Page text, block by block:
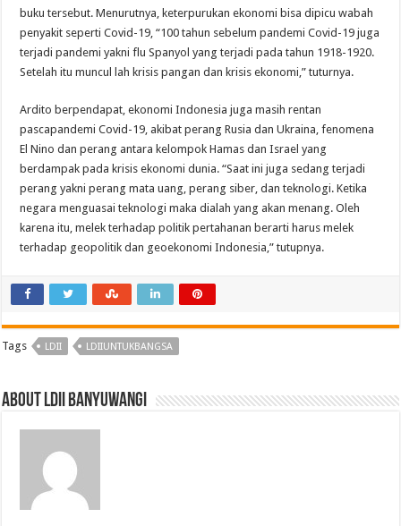
buku tersebut. Menurutnya, keterpurukan ekonomi bisa dipicu wabah
penyakit seperti Covid-19, “100 tahun sebelum pandemi Covid-19 juga
terjadi pandemi yakni flu Spanyol yang terjadi pada tahun 1918-1920.
Setelah itu muncul lah krisis pangan dan krisis ekonomi,” tuturnya.
Ardito berpendapat, ekonomi Indonesia juga masih rentan
pascapandemi Covid-19, akibat perang Rusia dan Ukraina, fenomena
El Nino dan perang antara kelompok Hamas dan Israel yang
berdampak pada krisis ekonomi dunia. “Saat ini juga sedang terjadi
perang yakni perang mata uang, perang siber, dan teknologi. Ketika
negara menguasai teknologi maka dialah yang akan menang. Oleh
karena itu, melek terhadap politik pertahanan berarti harus melek
terhadap geopolitik dan geoekonomi Indonesia,” tutupnya.
Tags LDII LDIIUNTUKBANGSA
About LDII BANYUWANGI